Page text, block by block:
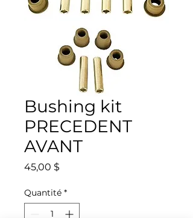
Bushing kit
PRECEDENT
AVANT
45,00 $
Quantité *